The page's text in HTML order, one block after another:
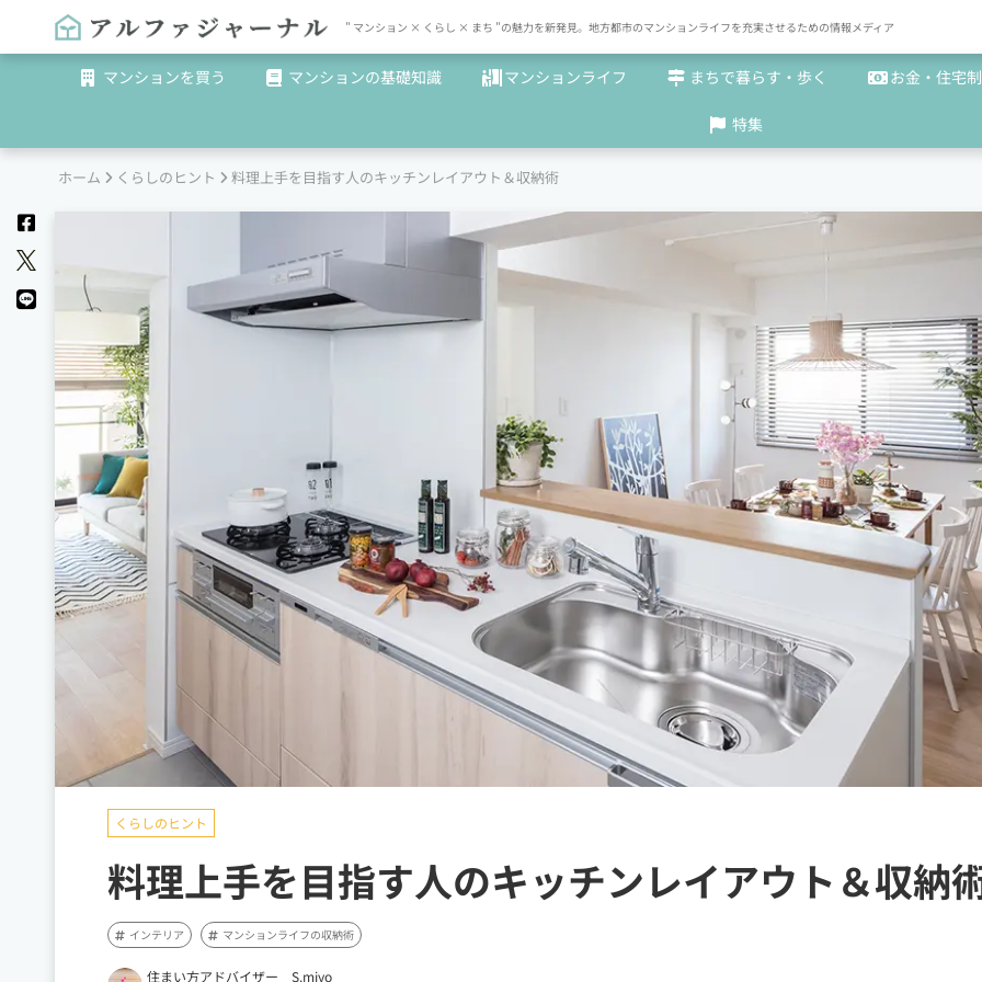
" マンション × くらし × まち "の魅力を新発見。地方都市のマンションライフを充実させるための情報メディア
マンションを買う マンションの基礎知識 マンションライフ まちで暮らす・歩く お金・住宅
特集
ホーム くらしのヒント 料理上手を目指す人のキッチンレイアウト＆収納術
くらしのヒント
料理上手を目指す人のキッチンレイアウト＆収納
インテリア マンションライフの収納術
住まい方アドバイザー S.miyo